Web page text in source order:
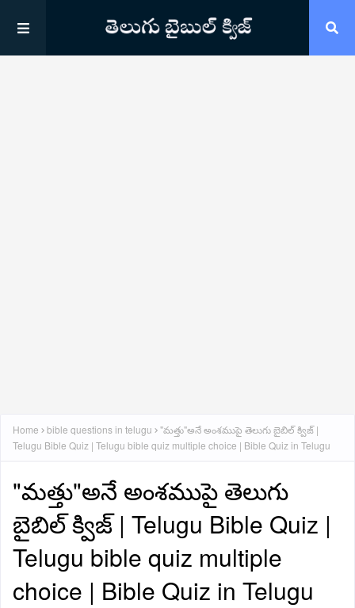
Home bible questions in telugu
"మత్తు"అనే అంశముపై తెలుగు బైబిల్ క్విజ్ |
Telugu Bible Quiz | Telugu bible quiz multiple choice | Bible Quiz in Telugu
"మత్తు"అనే అంశముపై తెలుగు
బైబిల్ క్విజ్ | Telugu Bible Quiz |
Telugu bible quiz multiple
choice | Bible Quiz in Telugu